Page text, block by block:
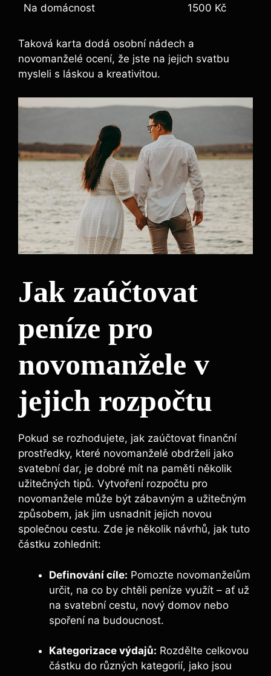
Na domácnost 1500 Kč
Taková karta dodá osobní nádech a
novomanželé ocení, že jste na jejich svatbu
mysleli s láskou a kreativitou.
Jak zaúčtovat
peníze pro
novomanžele v
jejich rozpočtu
Pokud se rozhodujete, jak zaúčtovat finanční
prostředky, které novomanželé obdrželi jako
svatební dar, je dobré mít na paměti několik
užitečných tipů. Vytvoření rozpočtu pro
novomanžele může být zábavným a užitečným
způsobem, jak jim usnadnit jejich novou
společnou cestu. Zde je několik návrhů, jak tuto
částku zohlednit:
Definování cíle: Pomozte novomanželům
určit, na co by chtěli peníze využít – ať už
na svatební cestu, nový domov nebo
spoření na budoucnost.
Kategorizace výdajů: Rozdělte celkovou
částku do různých kategorií, jako jsou